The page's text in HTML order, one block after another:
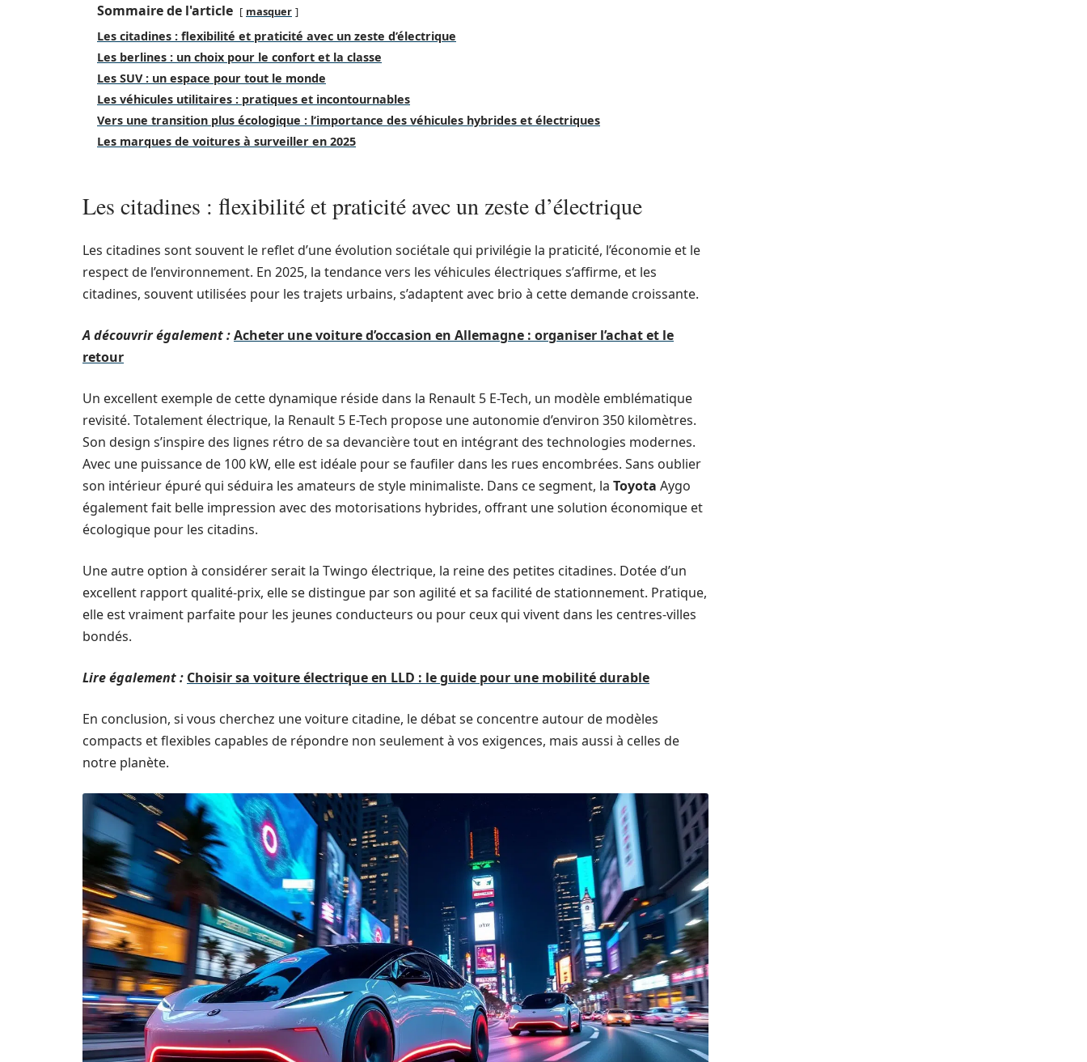
Sommaire de l'article masquer
Les citadines : flexibilité et praticité avec un zeste d’électrique
Les berlines : un choix pour le confort et la classe
Les SUV : un espace pour tout le monde
Les véhicules utilitaires : pratiques et incontournables
Vers une transition plus écologique : l’importance des véhicules hybrides et électriques
Les marques de voitures à surveiller en 2025
Les citadines : flexibilité et praticité avec un zeste d’électrique
Les citadines sont souvent le reflet d’une évolution sociétale qui privilégie la praticité, l’économie et le
respect de l’environnement. En 2025, la tendance vers les véhicules électriques s’affirme, et les
citadines, souvent utilisées pour les trajets urbains, s’adaptent avec brio à cette demande croissante.
A découvrir également :Acheter une voiture d’occasion en Allemagne : organiser l’achat et le
retour
Un excellent exemple de cette dynamique réside dans la Renault 5 E-Tech, un modèle emblématique
revisité. Totalement électrique, la Renault 5 E-Tech propose une autonomie d’environ 350 kilomètres.
Son design s’inspire des lignes rétro de sa devancière tout en intégrant des technologies modernes.
Avec une puissance de 100 kW, elle est idéale pour se faufiler dans les rues encombrées. Sans oublier
son intérieur épuré qui séduira les amateurs de style minimaliste. Dans ce segment, la Toyota Aygo
également fait belle impression avec des motorisations hybrides, offrant une solution économique et
écologique pour les citadins.
Une autre option à considérer serait la Twingo électrique, la reine des petites citadines. Dotée d’un
excellent rapport qualité-prix, elle se distingue par son agilité et sa facilité de stationnement. Pratique,
elle est vraiment parfaite pour les jeunes conducteurs ou pour ceux qui vivent dans les centres-villes
bondés.
Lire également : Choisir sa voiture électrique en LLD : le guide pour une mobilité durable
En conclusion, si vous cherchez une voiture citadine, le débat se concentre autour de modèles
compacts et flexibles capables de répondre non seulement à vos exigences, mais aussi à celles de
notre planète.